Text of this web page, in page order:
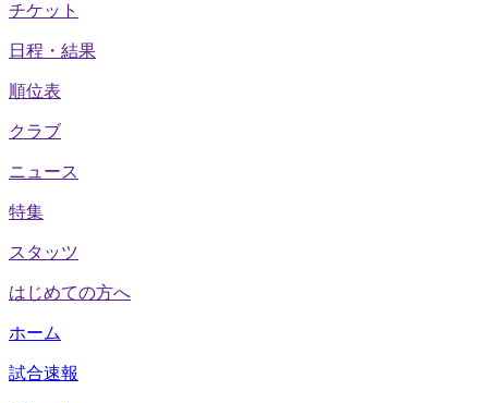
チケット
日程・結果
順位表
クラブ
ニュース
特集
スタッツ
はじめての方へ
ホーム
試合速報